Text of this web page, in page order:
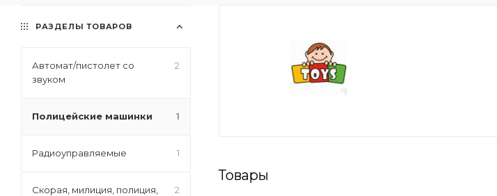
Товары
РАЗДЕЛЫ ТОВАРОВ
Автомат/пистолет со
звуком
2
Полицейские машинки 1
Радиоуправляемые 1
Скорая, милиция, полиция,
2